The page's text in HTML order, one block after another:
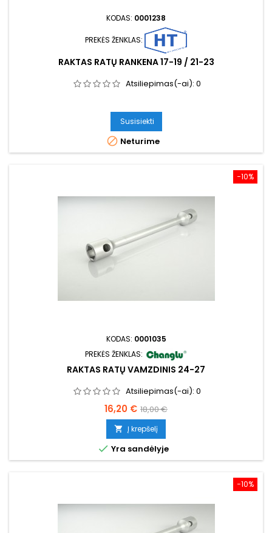
KODAS: 0001238
PREKĖS ŽENKLAS:
RAKTAS RATŲ RANKENA 17-19 / 21-23
Atsiliepimas(-ai): 0
Susisiekti
 Neturime
−10%
KODAS: 0001035
PREKĖS ŽENKLAS:
RAKTAS RATŲ VAMZDINIS 24-27
Atsiliepimas(-ai): 0
Kaina
16,20 € Bazinė
kaina
18,00 €
 Į krepšelį
 Yra sandėlyje
−10%